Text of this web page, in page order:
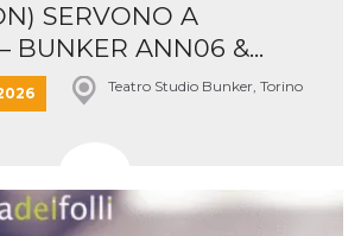
SERVONO A
BUNKER ANN06 &...
Teatro Studio Bunker, Torino